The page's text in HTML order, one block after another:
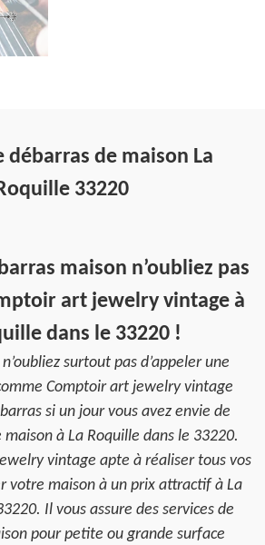
débarras de maison La
33220
maison n’oubliez pas
art jewelry vintage à
dans le 33220 !
surtout pas d’appeler une
Comptoir art jewelry vintage
si un jour vous avez envie de
à La Roquille dans le 33220.
vintage apte à réaliser tous vos
votre maison à un prix attractif à La
Il vous assure des services de
pour petite ou grande surface